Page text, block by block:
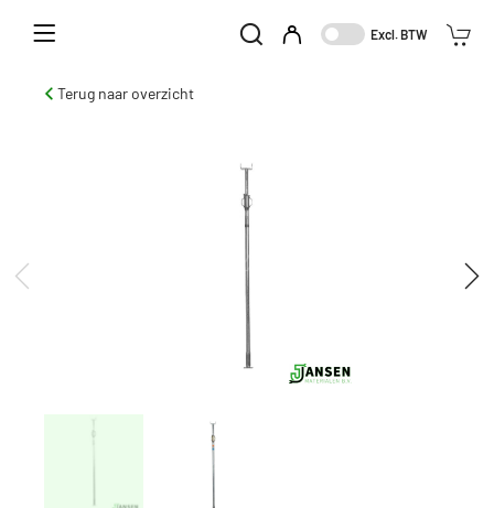
Excl. BTW
Schroefstempel BM 350
Terug naar overzicht